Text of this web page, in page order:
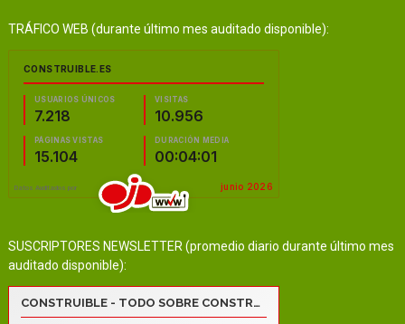
TRÁFICO WEB (durante último mes auditado disponible):
SUSCRIPTORES NEWSLETTER (promedio diario durante último mes
auditado disponible):